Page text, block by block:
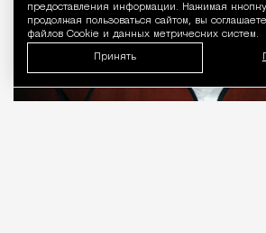
предоставления информации. Нажимая
продолжая пользоваться сайтом, вы
файлов Cookie и данных метрических систем.
Принять